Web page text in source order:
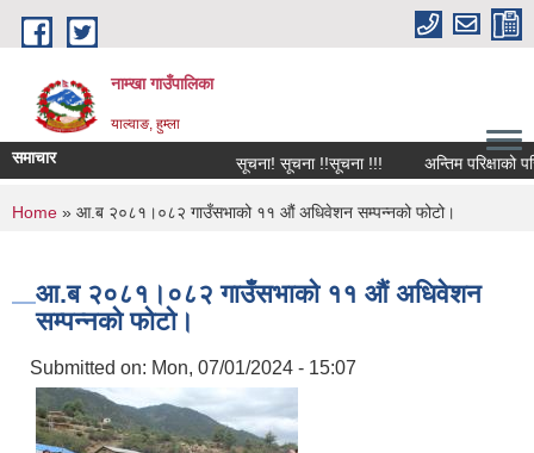
Skip to main content
नाम्खा गाउँपालिका
याल्वाङ, हुम्ला
समाचार सूचना! सूचना !!सूचना !!! अन्तिम परिक्षाको
You are here
Home » आ.ब २०८१।०८२ गाउँसभाको ११ ‌‌‍औं अधिवेशन सम्पन्नको फोटो।
आ.ब २०८१।०८२ गाउँसभाको ११ ‌‌‍औं अधिवेशन
सम्पन्नको फोटो।
Submitted on: Mon, 07/01/2024 - 15:07